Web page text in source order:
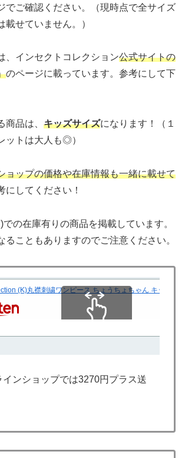
でご確認ください。（現時点で全サイズ
載せていません。）
、インセクトコレクション公式サイトの
のページに載っています。参考にして下
商品は、 キッズサイズになります！（１
ットは大人も◎）
ョップの価格や在庫情報も一緒に載せて
にしてください！
での在庫有りの商品を掲載しています。
ることもありますのでご注意ください。
(K)丸襟刺繍ワンピース ちょうちょちゃん キッズ
インショップでは3270円プラス送